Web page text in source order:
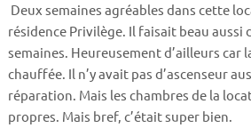
Deux semaines agréables dans cette
résidence Privilège. Il faisait beau aussi
semaines. Heureusement d’ailleurs car
chauffée. Il n’y avait pas d’ascenseur
réparation. Mais les chambres de la
propres. Mais bref, c’était super bien.